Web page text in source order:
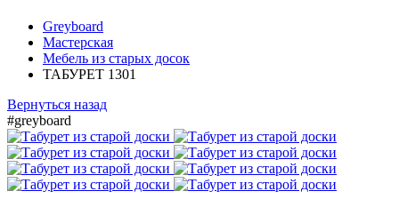
Greyboard
Мастерская
Мебель из старых досок
ТАБУРЕТ 1301
Вернуться назад
#greyboard